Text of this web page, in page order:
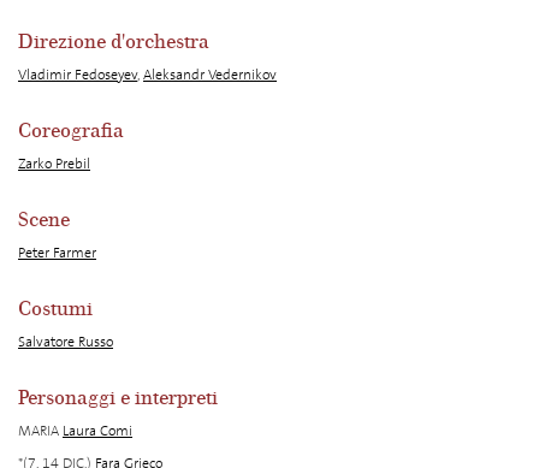
Direzione d'orchestra
Vladimir Fedoseyev,Aleksandr Vedernikov
Coreografia
Zarko Prebil
Scene
Peter Farmer
Costumi
Salvatore Russo
Personaggi e interpreti
MARIA Laura Comi
*(7, 14 DIC.) Fara Grieco